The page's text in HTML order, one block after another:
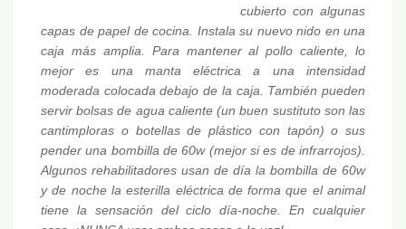
cubierto con algunas
capas de papel de cocina. Instala su nuevo nido en una
caja más amplia. Para mantener al pollo caliente, lo
mejor es una manta eléctrica a una intensidad
moderada colocada debajo de la caja. También pueden
servir bolsas de agua caliente (un buen sustituto son las
cantimploras o botellas de plástico con tapón) o sus
pender una bombilla de 60w (mejor si es de infrarrojos).
Algunos rehabilitadores usan de día la bombilla de 60w
y de noche la esterilla eléctrica de forma que el animal
tiene la sensación del ciclo día-noche. En cualquier